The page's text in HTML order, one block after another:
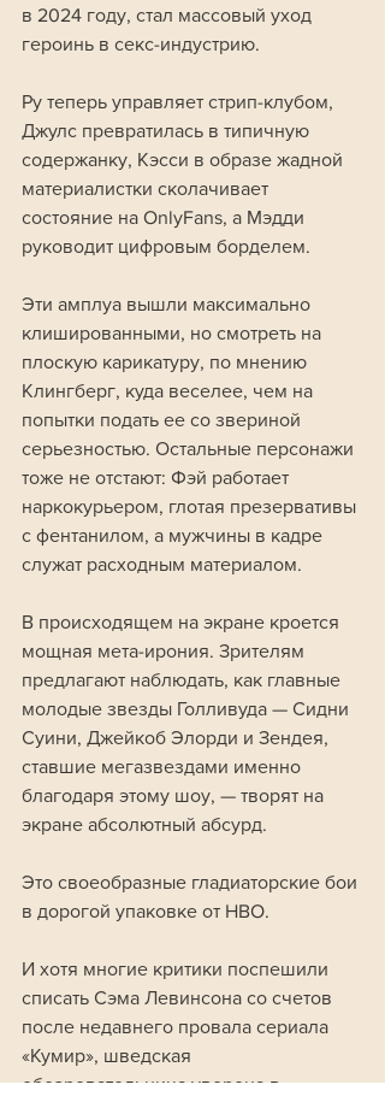
в 2024 году, стал массовый уход
героинь в секс-индустрию.
Ру теперь управляет стрип-клубом,
Джулс превратилась в типичную
содержанку, Кэсси в образе жадной
материалистки сколачивает
состояние на OnlyFans, а Мэдди
руководит цифровым борделем.
Эти амплуа вышли максимально
клишированными, но смотреть на
плоскую карикатуру, по мнению
Клингберг, куда веселее, чем на
попытки подать ее со звериной
серьезностью. Остальные персонажи
тоже не отстают: Фэй работает
наркокурьером, глотая презервативы
с фентанилом, а мужчины в кадре
служат расходным материалом.
В происходящем на экране кроется
мощная мета-ирония. Зрителям
предлагают наблюдать, как главные
молодые звезды Голливуда — Сидни
Суини, Джейкоб Элорди и Зендея,
ставшие мегазвездами именно
благодаря этому шоу, — творят на
экране абсолютный абсурд.
Это своеобразные гладиаторские бои
в дорогой упаковке от HBO.
И хотя многие критики поспешили
списать Сэма Левинсона со счетов
после недавнего провала сериала
«Кумир», шведская
обозревательница уверена в